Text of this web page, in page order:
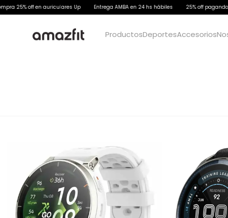
off en auriculares Up Entrega AMBA en 24 hs hábiles 25% off pagando con
ProductosDeportesAccesorios